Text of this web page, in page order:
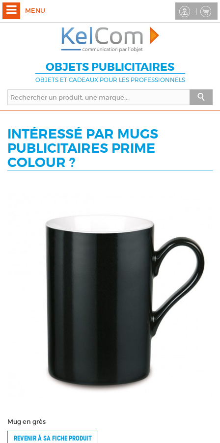
OBJETS PUBLICITAIRES
OBJETS ET CADEAUX POUR LES PROFESSIONNELS
MENU
INTÉRESSÉ PAR MUGS
PUBLICITAIRES PRIME
COLOUR ?
Mug en grès
REVENIR À SA FICHE PRODUIT